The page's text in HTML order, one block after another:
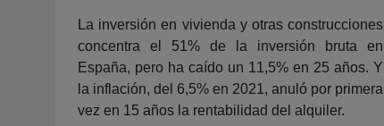
La inversión en vivienda y otras construcciones
concentra el 51% de la inversión bruta en
España, pero ha caído un 11,5% en 25 años. Y
la inflación, del 6,5% en 2021, anuló por primera
vez en 15 años la rentabilidad del alquiler.